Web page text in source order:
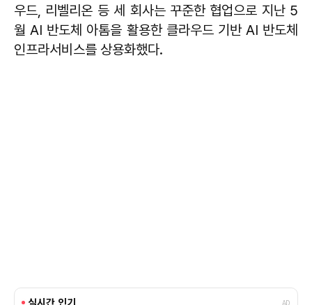
우드, 리벨리온 등 세 회사는 꾸준한 협업으로 지난 5
월 AI 반도체 아톰을 활용한 클라우드 기반 AI 반도체
인프라서비스를 상용화했다.